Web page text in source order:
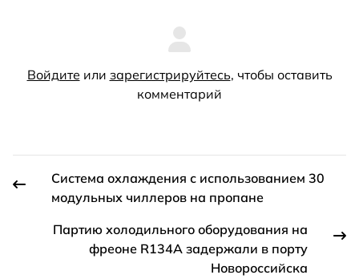
Войдите или зарегистрируйтесь, чтобы оставить
комментарий
Система охлаждения с использованием 30
модульных чиллеров на пропане
Партию холодильного оборудования на
фреоне R134A задержали в порту
Новороссийска